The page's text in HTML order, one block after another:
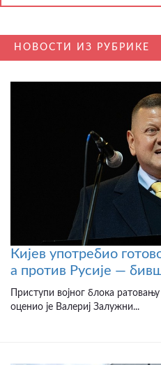
НОВОСТИ ИЗ РУБРИКЕ
Кијев употребио
а против Русије —
Приступи војног блока
оценио је Валериј Залужни...